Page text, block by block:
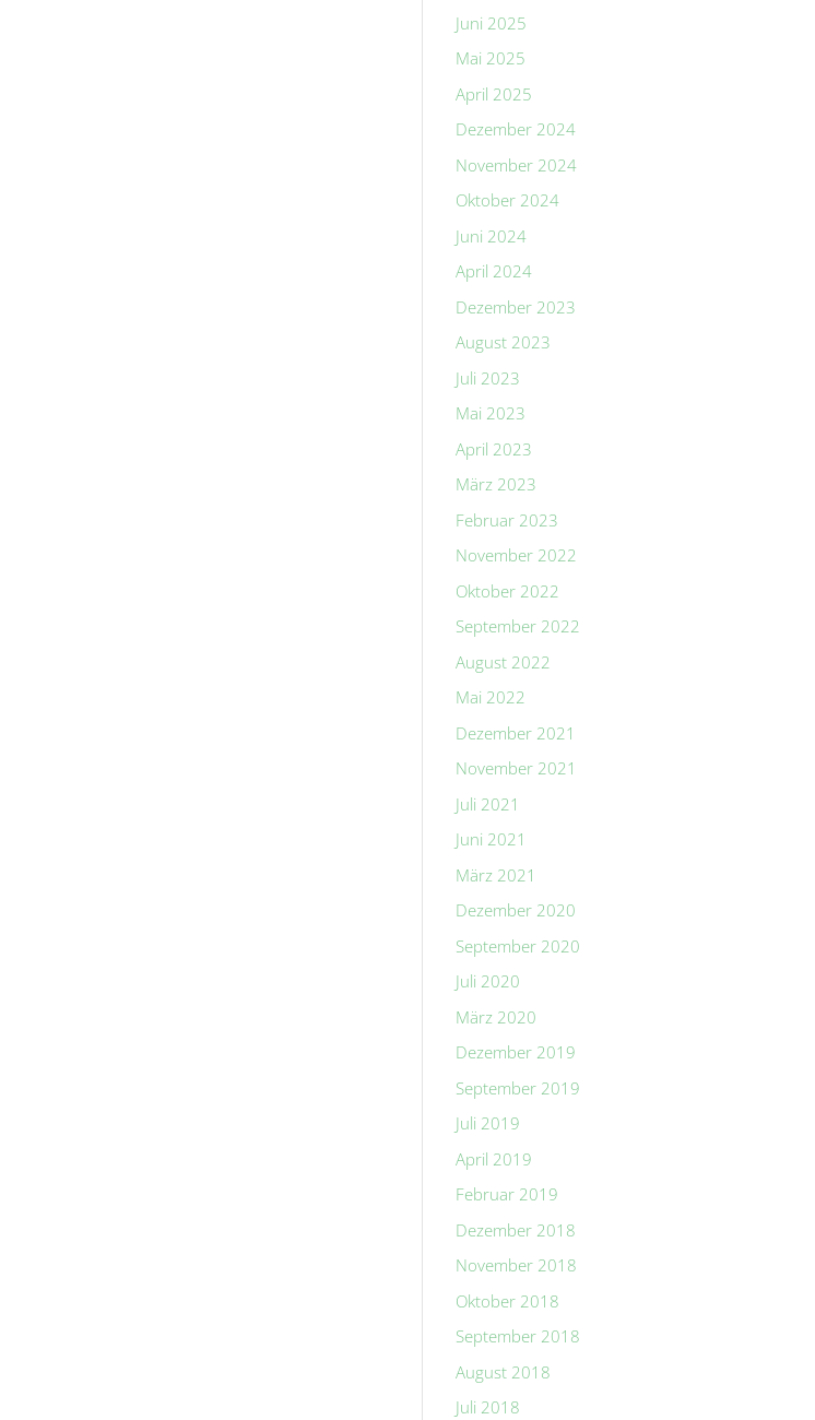
Juni 2025
Mai 2025
April 2025
Dezember 2024
November 2024
Oktober 2024
Juni 2024
April 2024
Dezember 2023
August 2023
Juli 2023
Mai 2023
April 2023
März 2023
Februar 2023
November 2022
Oktober 2022
September 2022
August 2022
Mai 2022
Dezember 2021
November 2021
Juli 2021
Juni 2021
März 2021
Dezember 2020
September 2020
Juli 2020
März 2020
Dezember 2019
September 2019
Juli 2019
April 2019
Februar 2019
Dezember 2018
November 2018
Oktober 2018
September 2018
August 2018
Juli 2018